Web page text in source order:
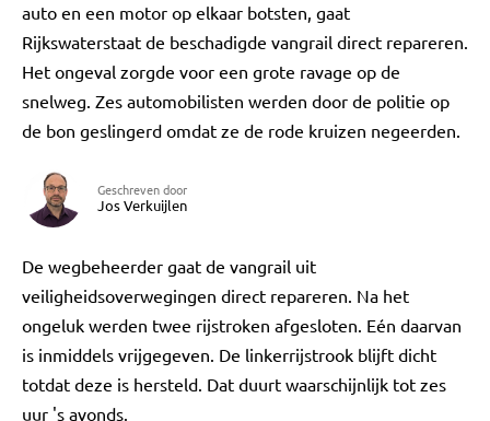
auto en een motor op elkaar botsten, gaat
Rijkswaterstaat de beschadigde vangrail direct repareren.
Het ongeval zorgde voor een grote ravage op de
snelweg. Zes automobilisten werden door de politie op
de bon geslingerd omdat ze de rode kruizen negeerden.
Geschreven door
Jos Verkuijlen
De wegbeheerder gaat de vangrail uit
veiligheidsoverwegingen direct repareren. Na het
ongeluk werden twee rijstroken afgesloten. Eén daarvan
is inmiddels vrijgegeven. De linkerrijstrook blijft dicht
totdat deze is hersteld. Dat duurt waarschijnlijk tot zes
uur 's avonds.